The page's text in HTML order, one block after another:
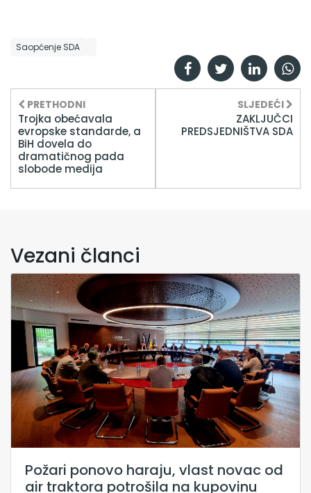
Saopćenje SDA
PRETHODNI
Trojka obećavala
evropske standarde, a
BiH dovela do
dramatičnog pada
slobode medija
SLJEDEĆI
ZAKLJUČCI
PREDSJEDNIŠTVA SDA
Vezani članci
Požari ponovo haraju, vlast novac od
air traktora potrošila na kupovinu